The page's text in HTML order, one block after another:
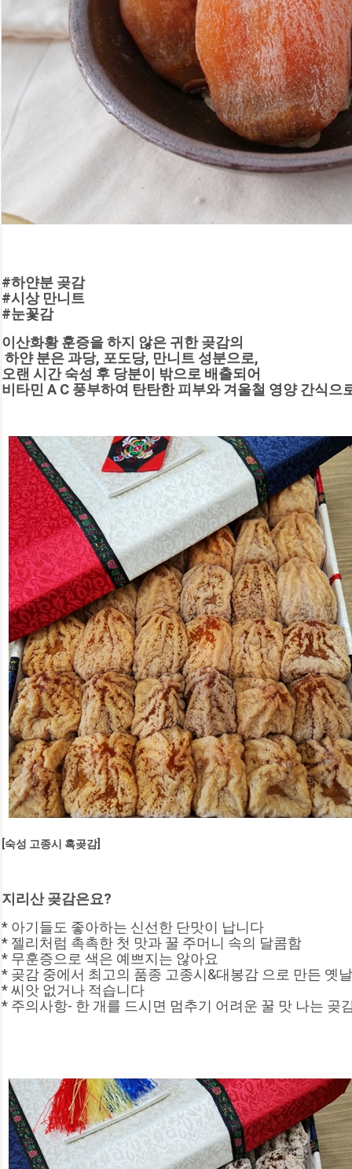
#하얀분 곶감
#시상 만니트
#눈꽃감
이산화황 훈증을 하지 않은 귀한 곶감의
하얀 분은 과당, 포도당, 만니트 성분으로,
오랜 시간 숙성 후 당분이 밖으로 배출되어
비타민 A C 풍부하여 탄탄한 피부와 겨울철 영양 간식으
[숙성 고종시 흑곶감]
지리산 곶감은요?
* 아기들도 좋아하는 신선한 단맛이 납니다
* 젤리처럼 촉촉한 첫 맛과 꿀 주머니 속의 달콤함
* 무훈증으로 색은 예쁘지는 않아요
* 곶감 중에서 최고의 품종 고종시&대봉감 으로 만든 옛
* 씨앗 없거나 적습니다
* 주의사항- 한 개를 드시면 멈추기 어려운 꿀 맛 나는 곶